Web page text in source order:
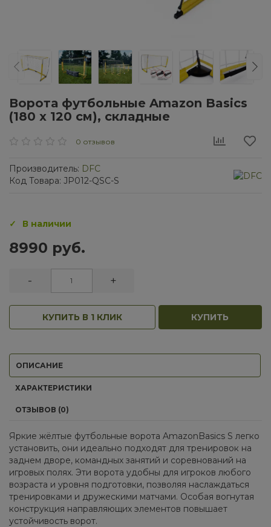
Ворота футбольные Amazon Basics
(180 х 120 см), складные
0 отзывов
Производитель: DFC
Код Товара: JP012-QSC-S
В наличии
8990 руб.
- +
КУПИТЬ В 1 КЛИК КУПИТЬ
ОПИСАНИЕ
ХАРАКТЕРИСТИКИ
ОТЗЫВОВ (0)
Яркие жёлтые футбольные ворота AmazonBasics S легко
установить, они идеально подходят для тренировок на
заднем дворе, командных занятий и соревнований на
игровых полях. Эти ворота удобны для игроков любого
возраста и уровня подготовки, позволяя наслаждаться
тренировками и дружескими матчами. Особая вогнутая
конструкция направляющих элементов повышает
устойчивость ворот.